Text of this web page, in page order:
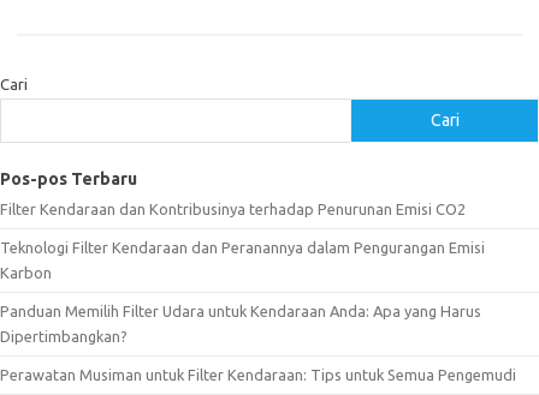
Cari
Cari
Pos-pos Terbaru
Filter Kendaraan dan Kontribusinya terhadap Penurunan Emisi CO2
Teknologi Filter Kendaraan dan Peranannya dalam Pengurangan Emisi
Karbon
Panduan Memilih Filter Udara untuk Kendaraan Anda: Apa yang Harus
Dipertimbangkan?
Perawatan Musiman untuk Filter Kendaraan: Tips untuk Semua Pengemudi